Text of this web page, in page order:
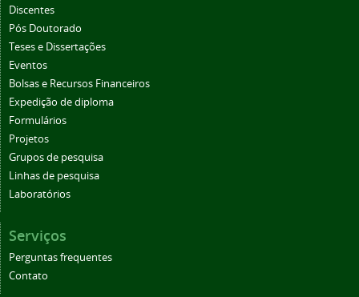
Discentes
Pós Doutorado
Teses e Dissertações
Eventos
Bolsas e Recursos Financeiros
Expedição de diploma
Formulários
Projetos
Grupos de pesquisa
Linhas de pesquisa
Laboratórios
Serviços
Perguntas frequentes
Contato